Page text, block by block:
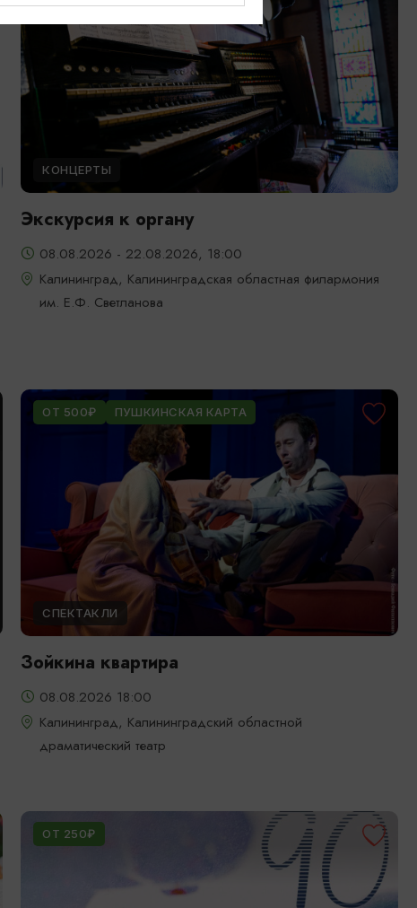
КОНЦЕРТЫ
Экскурсия к органу
08.08.2026 - 22.08.2026, 18:00
Калининград, Калининградская областная филармония
им. Е.Ф. Светланова
ОТ 500₽ ПУШКИНСКАЯ КАРТА
СПЕКТАКЛИ
Зойкина квартира
08.08.2026 18:00
Калининград, Калининградский областной
драматический театр
ОТ 250₽